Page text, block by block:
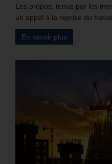
Les propos, tenus par les
un appel à la reprise du
En savoir plus